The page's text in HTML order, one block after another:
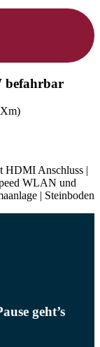
befahrbar
Anschluss |
WLAN und
| Steinboden
geht’s